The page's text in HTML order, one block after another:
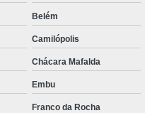
Belém
Camilópolis
Chácara Mafalda
Embu
Franco da Rocha